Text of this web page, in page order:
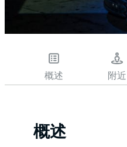
概述 附近
概述